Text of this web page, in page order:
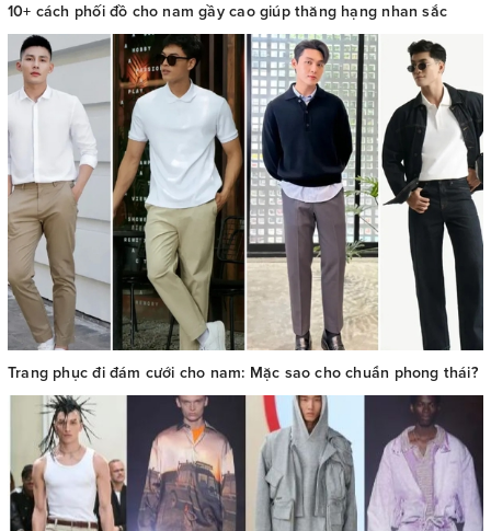
10+ cách phối đồ cho nam gầy cao giúp thăng hạng nhan sắc
Trang phục đi đám cưới cho nam: Mặc sao cho chuẩn phong thái?